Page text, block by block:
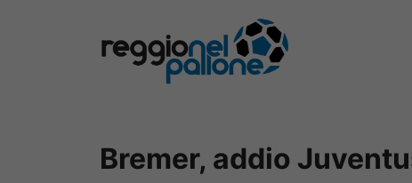
Bremer, addio